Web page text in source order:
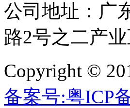
公司地址：广
路2号之二产
Copyright ©
备案号:粤ICP